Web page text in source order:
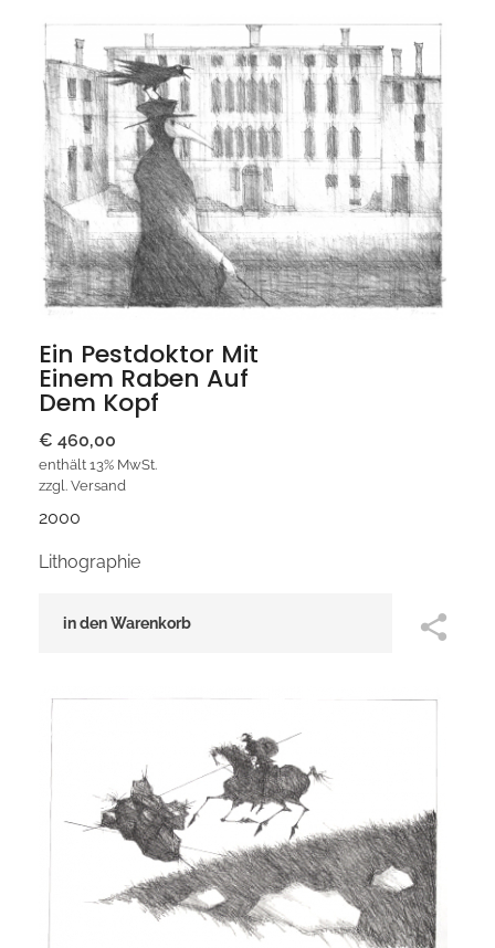
Ein Pestdoktor Mit
Einem Raben Auf
Dem Kopf
€ 460,00
enthält 13% MwSt.
zzgl. Versand
2000
Lithographie
in den Warenkorb